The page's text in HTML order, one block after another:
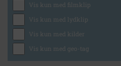
Vis kun med filmklip
Vis kun med lydklip
Vis kun med kilder
Vis kun med geo-tag